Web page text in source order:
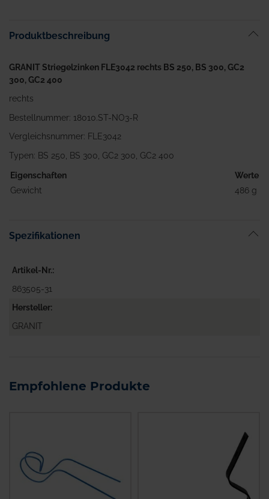
Produktbeschreibung
GRANIT Striegelzinken FLE3042 rechts BS 250, BS 300, GC2
300, GC2 400
rechts
Bestellnummer: 18010.ST-NO3-R
Vergleichsnummer: FLE3042
Typen: BS 250, BS 300, GC2 300, GC2 400
Eigenschaften
Werte
Gewicht
486 g
Spezifikationen
Artikel-Nr.
863505-31
Hersteller
GRANIT
Empfohlene Produkte